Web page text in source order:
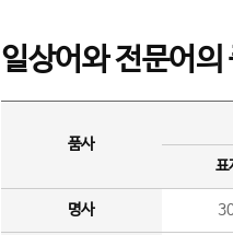
일상어와 전문어의
품사
표
명사